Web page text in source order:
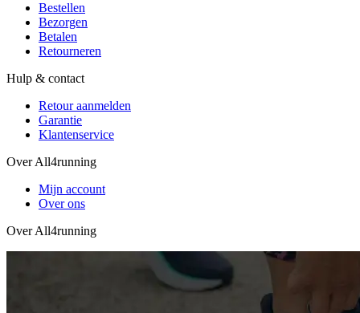
Bestellen
Bezorgen
Betalen
Retourneren
Hulp & contact
Retour aanmelden
Garantie
Klantenservice
Over All4running
Mijn account
Over ons
Over All4running